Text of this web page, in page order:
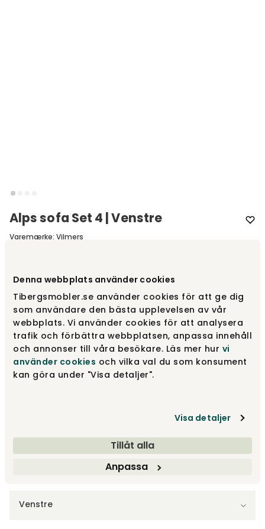
Denna webbplats använder cookies
Tibergsmobler.se använder cookies för att ge dig
som användare den bästa upplevelsen av vår
webbplats. Vi använder cookies för att analysera
trafik och förbättra webbplatsen, anpassa innehåll
och annonser till våra besökare. Läs mer hur vi
använder cookies och vilka val du som konsument
kan göra under "Visa detaljer".
Visa detaljer
Tillåt alla
Anpassa
Alps sofa Set 4 | Venstre
Varemærke: Vilmers
Set 4 | 408 cm Fra27 490 kr
Set 1 | 262 cm Fra15 635 kr
Vis flere +3
Venstre